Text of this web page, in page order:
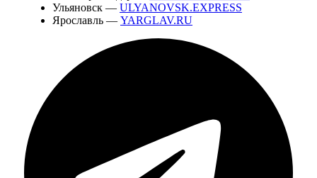
Ульяновск — ULYANOVSK.EXPRESS
Ярославль — YARGLAV.RU